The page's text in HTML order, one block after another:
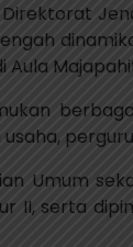
Direktorat
Aula
usaha,
Umum
II, serta